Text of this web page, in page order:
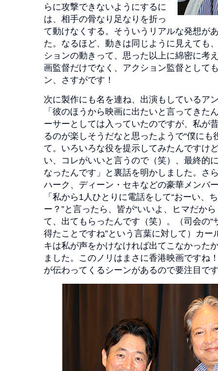
らに攻撃できないようにするに
は、相手の骨なり足なりを折っ
て動けなくする。そういうリアルな発想が
た。なるほど、動きは同じように見えても
ションの動きって、思った以上に綿密に考
画監督だけでなく、アクション監督として
ン、さすがです！
次に製作にも名を連ね、出演もしているア
「彼のほうから映画に出たいと言ってきた
ーサーとしては入っていたのですが、私が
るのが楽しそうだなと思ったようで“僕にも
て。いろいろな役を提示してみたんですけ
い、コレがいいと言うので（笑）、最終的
なったんです」と裏話を明かしました。さ
ハーク、ディーン・セキなどの豪華メンバ
「私から1人ひとりに電話をして“おーい、
ー？”と言ったら、皆が“いいよ、ヒマだか
て、出てもらったんです（笑）。（司会の
得たことですね”という言葉に対して）カ
キは私が声をかけなければ出てこなかった
ました。このノリはまさに香港映画ですね
が伝わってくるシーンがあるので要注目で